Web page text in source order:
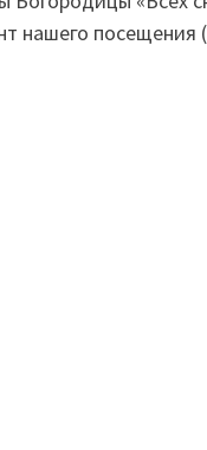
нашего посещения